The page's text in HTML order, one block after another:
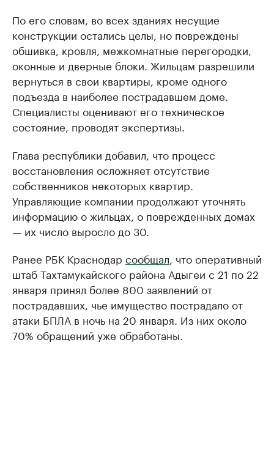
По его словам, во всех зданиях несущие
конструкции остались целы, но повреждены
обшивка, кровля, межкомнатные перегородки,
оконные и дверные блоки. Жильцам разрешили
вернуться в свои квартиры, кроме одного
подъезда в наиболее пострадавшем доме.
Специалисты оценивают его техническое
состояние, проводят экспертизы.
Глава республики добавил, что процесс
восстановления осложняет отсутствие
собственников некоторых квартир.
Управляющие компании продолжают уточнять
информацию о жильцах, о поврежденных домах
— их число выросло до 30.
Ранее РБК Краснодар сообщал , что оперативный
штаб Тахтамукайского района Адыгеи с 21 по 22
января принял более 800 заявлений от
пострадавших, чье имущество пострадало от
атаки БПЛА в ночь на 20 января. Из них около
70% обращений уже обработаны.